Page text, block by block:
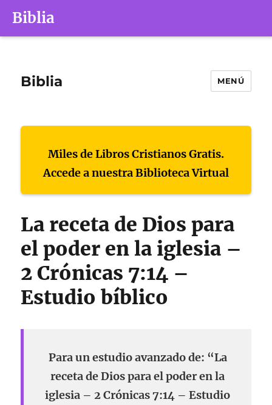
Biblia
Biblia MENÚ
Miles de Libros Cristianos Gratis.
Accede a nuestra Biblioteca Virtual
La receta de Dios para
el poder en la iglesia –
2 Crónicas 7:14 –
Estudio bíblico
Para un estudio avanzado de: “La
receta de Dios para el poder en la
iglesia – 2 Crónicas 7:14 – Estudio